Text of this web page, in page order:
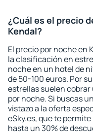
¿Cuál es el precio
Kendal?
El precio por noche en
la clasificación en
noche en un hotel de
de 50-100 euros. Por
estrellas suelen cobrar
por noche. Si buscas
vistazo a la oferta
eSky.es, que te
hasta un 30% de